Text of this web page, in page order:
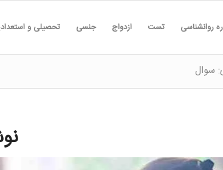
روانشناسی تست ازدواج جنسی تحصیلی و
سوال